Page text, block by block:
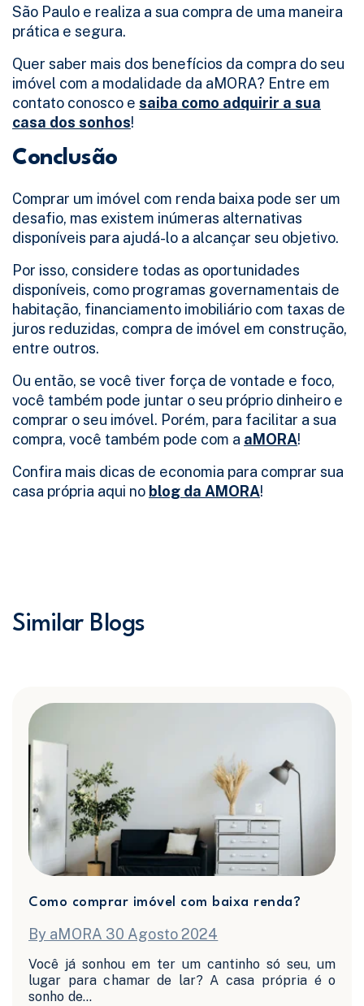
São Paulo e realiza a sua compra de uma maneira
prática e segura.
Quer saber mais dos benefícios da compra do seu
imóvel com a modalidade da aMORA? Entre em
contato conosco e saiba como adquirir a sua
casa dos sonhos!
Conclusão
Comprar um imóvel com renda baixa pode ser um
desafio, mas existem inúmeras alternativas
disponíveis para ajudá-lo a alcançar seu objetivo.
Por isso, considere todas as oportunidades
disponíveis, como programas governamentais de
habitação, financiamento imobiliário com taxas de
juros reduzidas, compra de imóvel em construção,
entre outros.
Ou então, se você tiver força de vontade e foco,
você também pode juntar o seu próprio dinheiro e
comprar o seu imóvel. Porém, para facilitar a sua
compra, você também pode com a aMORA!
Confira mais dicas de economia para comprar sua
casa própria aqui no blog da AMORA!
Similar Blogs
Como comprar imóvel com baixa renda?
By aMORA 30 Agosto 2024
Você já sonhou em ter um cantinho só seu, um
lugar para chamar de lar? A casa própria é o
sonho de...